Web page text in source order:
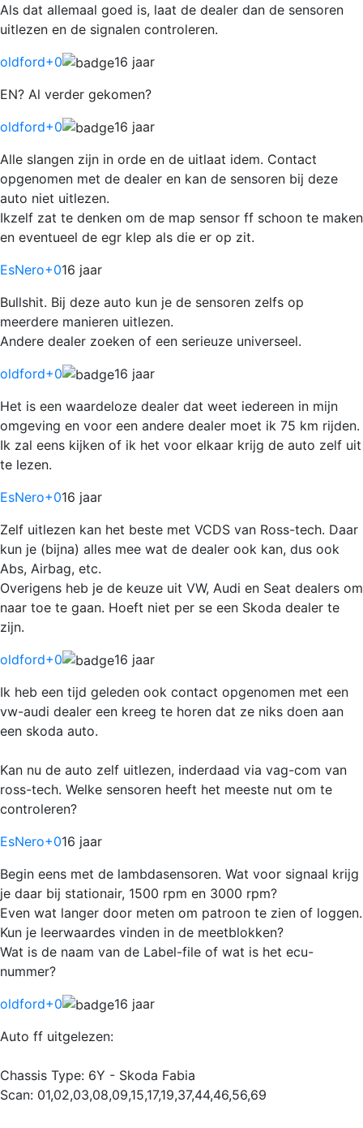
Als dat allemaal goed is, laat de dealer dan de sensoren
uitlezen en de signalen controleren.
oldford+0
16 jaar
EN? Al verder gekomen?
oldford+0
16 jaar
Alle slangen zijn in orde en de uitlaat idem. Contact
opgenomen met de dealer en kan de sensoren bij deze
auto niet uitlezen.
Ikzelf zat te denken om de map sensor ff schoon te maken
en eventueel de egr klep als die er op zit.
EsNero+016 jaar
Bullshit. Bij deze auto kun je de sensoren zelfs op
meerdere manieren uitlezen.
Andere dealer zoeken of een serieuze universeel.
oldford+0
16 jaar
Het is een waardeloze dealer dat weet iedereen in mijn
omgeving en voor een andere dealer moet ik 75 km rijden.
Ik zal eens kijken of ik het voor elkaar krijg de auto zelf uit
te lezen.
EsNero+016 jaar
Zelf uitlezen kan het beste met VCDS van Ross-tech. Daar
kun je (bijna) alles mee wat de dealer ook kan, dus ook
Abs, Airbag, etc.
Overigens heb je de keuze uit VW, Audi en Seat dealers om
naar toe te gaan. Hoeft niet per se een Skoda dealer te
zijn.
oldford+0
16 jaar
Ik heb een tijd geleden ook contact opgenomen met een
vw-audi dealer een kreeg te horen dat ze niks doen aan
een skoda auto.
Kan nu de auto zelf uitlezen, inderdaad via vag-com van
ross-tech. Welke sensoren heeft het meeste nut om te
controleren?
EsNero+016 jaar
Begin eens met de lambdasensoren. Wat voor signaal krijg
je daar bij stationair, 1500 rpm en 3000 rpm?
Even wat langer door meten om patroon te zien of loggen.
Kun je leerwaardes vinden in de meetblokken?
Wat is de naam van de Label-file of wat is het ecu-
nummer?
oldford+0
16 jaar
Auto ff uitgelezen:
Chassis Type: 6Y - Skoda Fabia
Scan: 01,02,03,08,09,15,17,19,37,44,46,56,69